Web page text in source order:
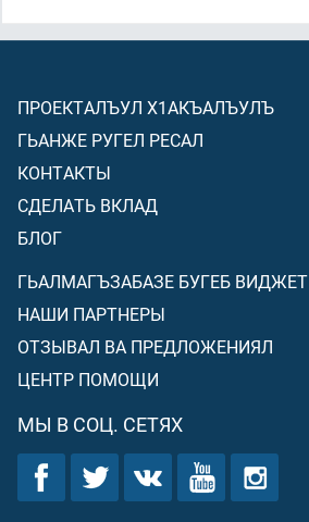
ПРОЕКТАЛЪУЛ Х1АКЪАЛЪУЛЪ
ГЬАНЖЕ РУГЕЛ РЕСАЛ
КОНТАКТЫ
СДЕЛАТЬ ВКЛАД
БЛОГ
ГЬАЛМАГЪЗАБАЗЕ БУГЕБ ВИДЖЕТ
НАШИ ПАРТНЕРЫ
ОТЗЫВАЛ ВА ПРЕДЛОЖЕНИЯЛ
ЦЕНТР ПОМОЩИ
МЫ В СОЦ. СЕТЯХ